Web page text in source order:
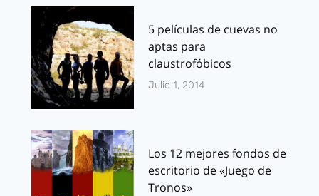
5 películas de cuevas no
aptas para
claustrofóbicos
Julio 1, 2014
Los 12 mejores fondos de
escritorio de «Juego de
Tronos»